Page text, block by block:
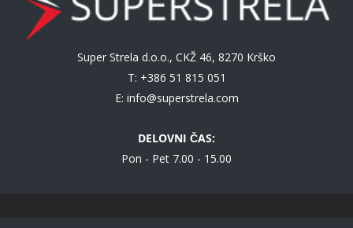
Super Strela d.o.o., CKŽ 46, 8270 Krško
T: +386 51 815 051
E: info@superstrela.com
DELOVNI ČAS:
Pon - Pet 7.00 - 15.00